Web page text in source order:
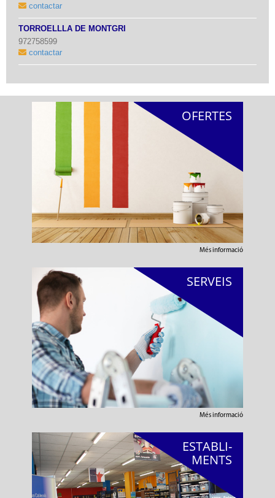
contactar
TORROELLLA DE MONTGRÍ
972758599
contactar
OFERTES
Més informació
SERVEIS
Més informació
ESTABLI-
MENTS